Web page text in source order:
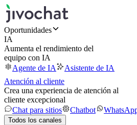
Oportunidades
IA
Aumenta el rendimiento del
equipo con IA
Agente de IA
Asistente de IA
Atención al cliente
Crea una experiencia de atención al
cliente excepcional
Chat para sitios
Chatbot
Todos los canales